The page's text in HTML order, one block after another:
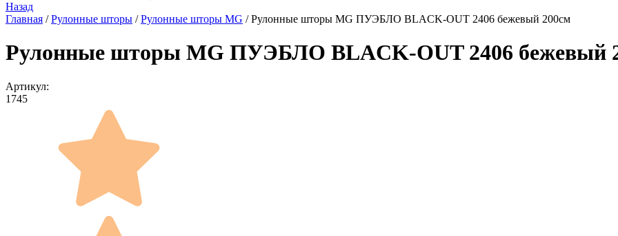
Назад
Главная / Рулонные шторы / Рулонные шторы MG / Рулонные шторы MG ПУЭБЛО BLACK-OUT 2406 бежевый 200см
Рулонные шторы MG ПУЭБЛО BLACK-OUT 2406 бежевый
Артикул:
1745